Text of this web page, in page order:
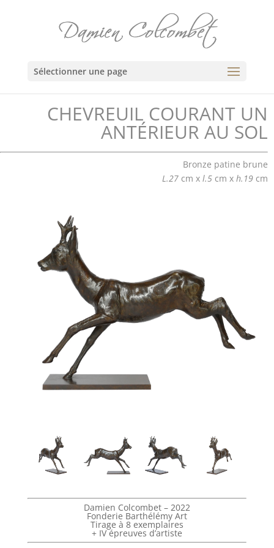
Sélectionner une page
CHEVREUIL COURANT UN
ANTÉRIEUR AU SOL
Bronze patine brune
L.27 cm x l.5 cm x h.19 cm
Damien Colcombet – 2022
Fonderie Barthélémy Art
Tirage à 8 exemplaires
+ IV épreuves d’artiste